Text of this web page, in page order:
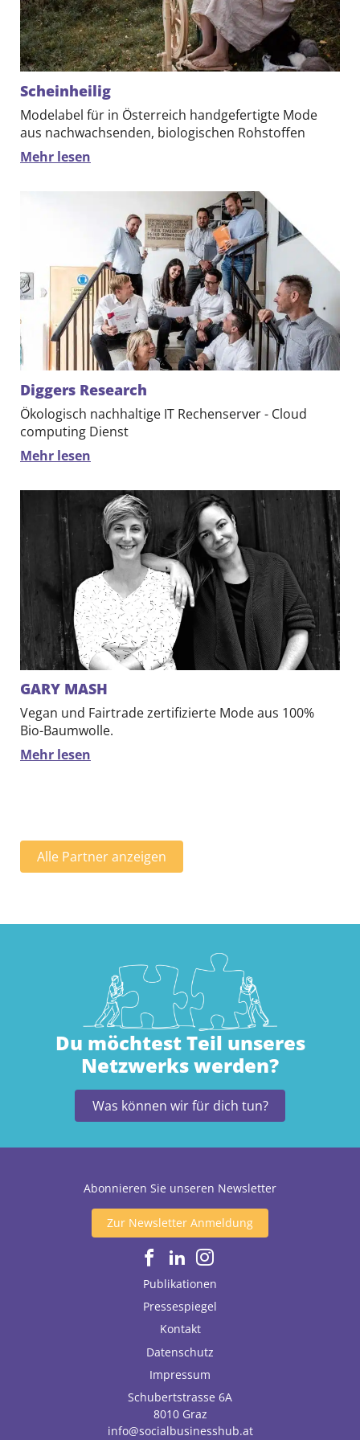
DE EN
Scheinheilig
Modelabel für in Österreich handgefertigte Mode
aus nachwachsenden, biologischen Rohstoffen
Mehr lesen
Diggers Research
Ökologisch nachhaltige IT Rechenserver - Cloud
computing Dienst
Mehr lesen
GARY MASH
Vegan und Fairtrade zertifizierte Mode aus 100%
Bio-Baumwolle.
Mehr lesen
Alle Partner anzeigen
Du möchtest Teil unseres
Netzwerks werden?
Was können wir für dich tun?
Abonnieren Sie unseren Newsletter
Zur Newsletter Anmeldung
Publikationen
Pressespiegel
Kontakt
Datenschutz
Impressum
Schubertstrasse 6A
8010 Graz
info@socialbusinesshub.at